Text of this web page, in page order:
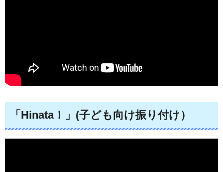
「Hinata！」(子ども向け振り付け）